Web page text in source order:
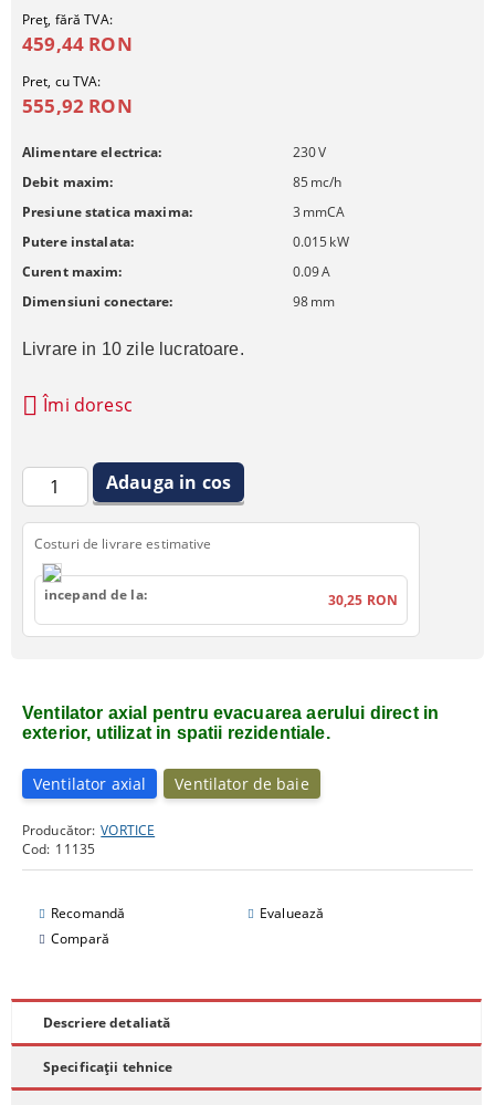
Ventilator axial pentru evacuarea aerului direct in
exterior, utilizat in spatii rezidentiale.
Ventilator axial Ventilator de baie
Producător: VORTICE
Cod: 11135
Recomandă
Evaluează
Compară
Preţ, fără TVA:
459,44 RON
Pret, cu TVA:
555,92 RON
Alimentare electrica: 230V
Debit maxim:
85 mc/h
Presiune statica maxima:
3 mmCA
Putere instalata:
0.015 kW
Curent maxim:
0.09A
Dimensiuni conectare:
98mm
Livrare in 10 zile lucratoare.
Îmi doresc
Costuri de livrare estimative
incepand de la: 30,25 RON
Descriere detaliată
Specificații tehnice